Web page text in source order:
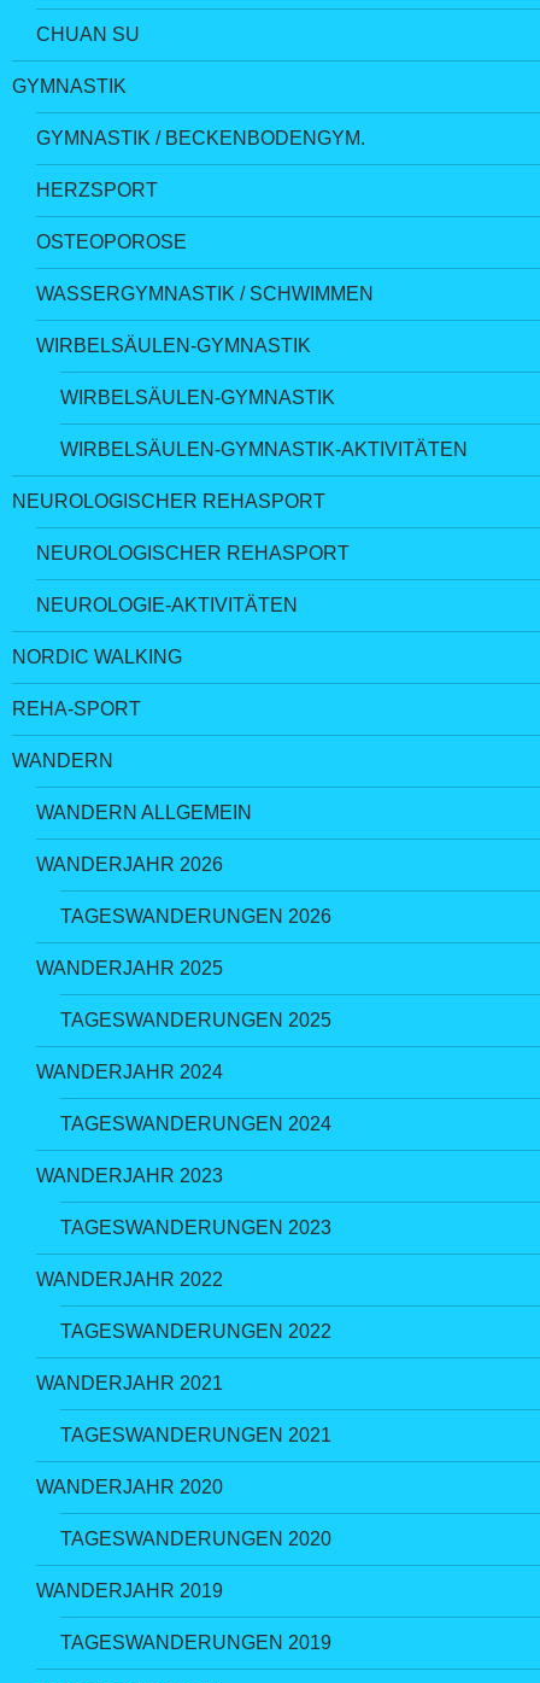
CHUAN SU
GYMNASTIK
GYMNASTIK / BECKENBODENGYM.
HERZSPORT
OSTEOPOROSE
WASSERGYMNASTIK / SCHWIMMEN
WIRBELSÄULEN-GYMNASTIK
WIRBELSÄULEN-GYMNASTIK
WIRBELSÄULEN-GYMNASTIK-AKTIVITÄTEN
NEUROLOGISCHER REHASPORT
NEUROLOGISCHER REHASPORT
NEUROLOGIE-AKTIVITÄTEN
NORDIC WALKING
REHA-SPORT
WANDERN
WANDERN ALLGEMEIN
WANDERJAHR 2026
TAGESWANDERUNGEN 2026
WANDERJAHR 2025
TAGESWANDERUNGEN 2025
WANDERJAHR 2024
TAGESWANDERUNGEN 2024
WANDERJAHR 2023
TAGESWANDERUNGEN 2023
WANDERJAHR 2022
TAGESWANDERUNGEN 2022
WANDERJAHR 2021
TAGESWANDERUNGEN 2021
WANDERJAHR 2020
TAGESWANDERUNGEN 2020
WANDERJAHR 2019
TAGESWANDERUNGEN 2019